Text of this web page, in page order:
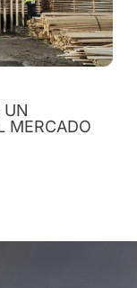
UN
MERCADO